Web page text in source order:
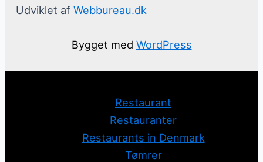
Udviklet af Webbureau.dk
Bygget med WordPress
Restaurant
Restauranter
Restaurants in Denmark
Tømrer